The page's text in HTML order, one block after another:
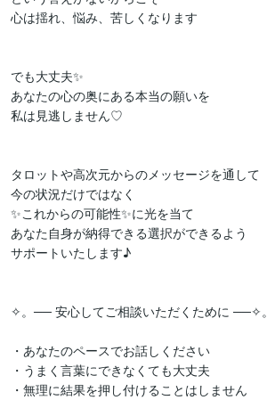
心は揺れ、悩み、苦しくなります
でも大丈夫✨
あなたの心の奥にある本当の願いを
私は見逃しません♡
タロットや高次元からのメッセージを通して
今の状況だけではなく
✨これからの可能性✨に光を当て
あなた自身が納得できる選択ができるよう
サポートいたします♪
✧。── 安心してご相談いただくために ──✧。
・あなたのペースでお話しください
・うまく言葉にできなくても大丈夫
・無理に結果を押し付けることはしません